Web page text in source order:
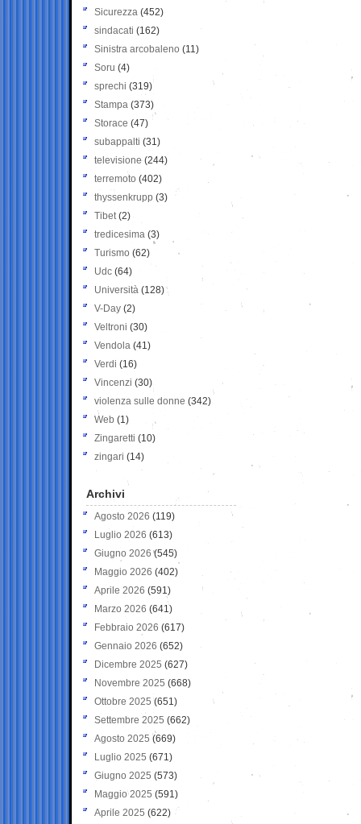
Sicurezza (452)
sindacati (162)
Sinistra arcobaleno (11)
Soru (4)
sprechi (319)
Stampa (373)
Storace (47)
subappalti (31)
televisione(244)
terremoto (402)
thyssenkrupp (3)
Tibet(2)
tredicesima (3)
Turismo (62)
Udc (64)
Università (128)
V-Day (2)
Veltroni (30)
Vendola (41)
Verdi (16)
Vincenzi (30)
violenza sulle donne (342)
Web (1)
Zingaretti (10)
zingari (14)
Archivi
Agosto 2026 (119)
Luglio 2026 (613)
Giugno 2026 (545)
Maggio 2026 (402)
Aprile 2026 (591)
Marzo 2026 (641)
Febbraio 2026 (617)
Gennaio 2026 (652)
Dicembre 2025 (627)
Novembre 2025 (668)
Ottobre 2025 (651)
Settembre 2025 (662)
Agosto 2025 (669)
Luglio 2025 (671)
Giugno 2025 (573)
Maggio 2025 (591)
Aprile 2025 (622)